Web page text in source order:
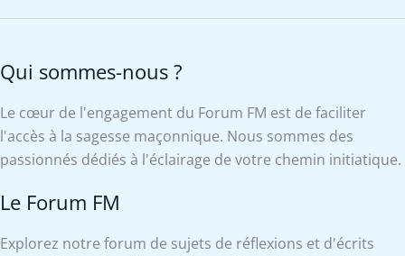
Qui sommes-nous ?
Le cœur de l'engagement du Forum FM est de faciliter
l'accès à la sagesse maçonnique. Nous sommes des
passionnés dédiés à l'éclairage de votre chemin initiatique.
Le Forum FM
Explorez notre forum de sujets de réflexions et d'écrits